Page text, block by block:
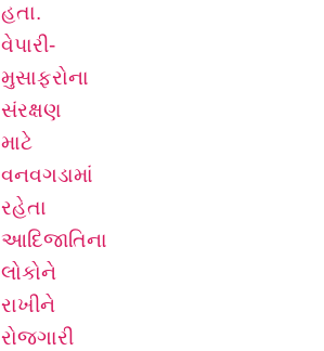
હતા.
વેપારી-
મુસાફરોના
સંરક્ષણ
માટે
વનવગડામાં
રહેતા
આદિજાતિના
લોકોને
રાખીને
રોજગારી